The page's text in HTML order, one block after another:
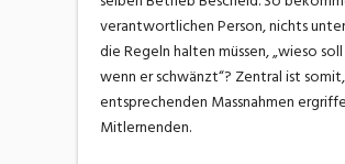
verantwortlichen Person, nichts
die Regeln halten müssen, „wieso
wenn er schwänzt“? Zentral ist
entsprechenden Massnahmen
Mitlernenden.